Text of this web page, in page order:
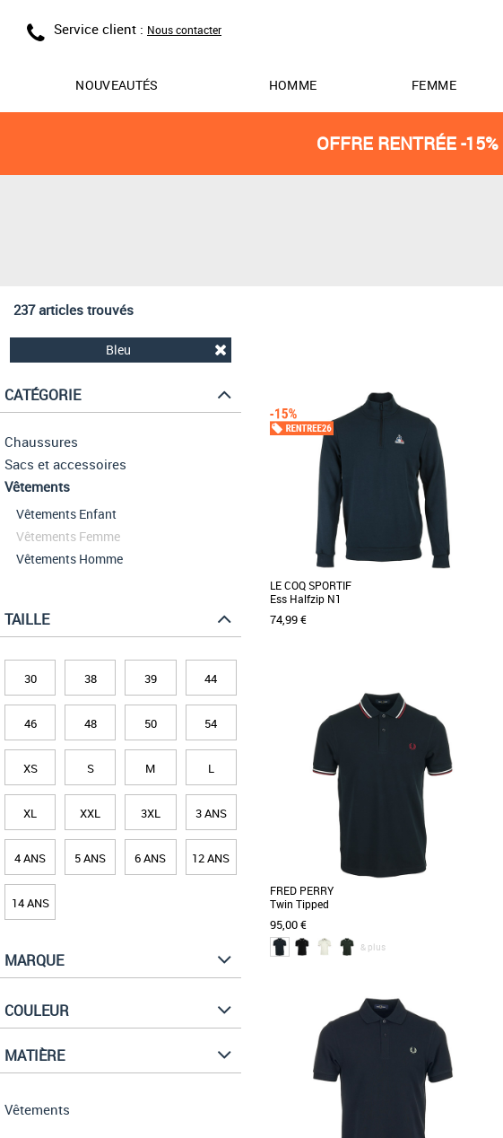
Service client : Nous contacter
NOUVEAUTÉS HOMME FEMME
OFFRE RENTRÉE -15%
237 articles trouvés
Bleu
CATÉGORIE
Chaussures
Sacs et accessoires
Vêtements
Vêtements Enfant
Vêtements Femme
Vêtements Homme
TAILLE
30 38 39 44
46 48 50 54
XS S M L
XL XXL 3XL 3 ANS
4 ANS 5 ANS 6 ANS 12 ANS
14 ANS
MARQUE
COULEUR
MATIÈRE
Vêtements
LE COQ SPORTIF
Ess Halfzip N1
74,99 €
Optez pour le sweat half zip, confectionné à
partir d'une matière emblématique en coton
double face [...]
FRED PERRY
Twin Tipped
95,00 €
& plus
Le polo Fred Perry à double liseré. Fabriqué
dans ce piqué de coton classique et doté d'une
version [...]